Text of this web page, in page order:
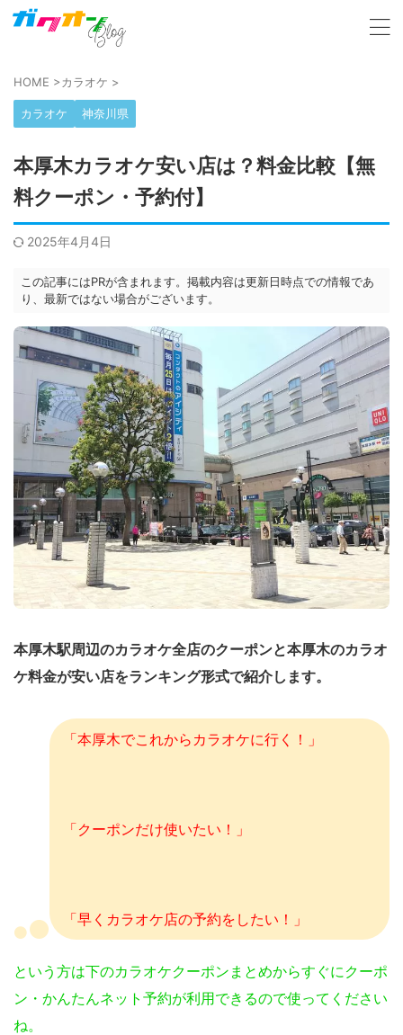
HOME >カラオケ >
カラオケ 神奈川県
本厚木カラオケ安い店は？料金比較【無
料クーポン・予約付】
2025年4月4日
この記事にはPRが含まれます。掲載内容は更新日時点での情報であ
り、最新ではない場合がございます。
本厚木駅周辺のカラオケ全店のクーポンと本厚木のカラオ
ケ料金が安い店をランキング形式で紹介します。
「本厚木でこれからカラオケに行く！」
「クーポンだけ使いたい！」
「早くカラオケ店の予約をしたい！」
という方は下のカラオケクーポンまとめからすぐにクーポ
ン・かんたんネット予約が利用できるので使ってください
ね。